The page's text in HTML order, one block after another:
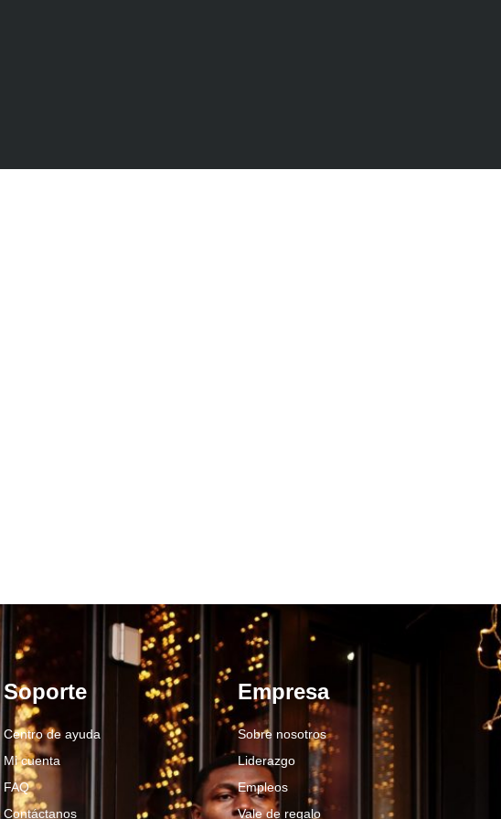
Soporte
Centro de ayuda
Mi cuenta
FAQ
Contáctanos
Empresa
Sobre nosotros
Liderazgo
Empleos
Vale de regalo